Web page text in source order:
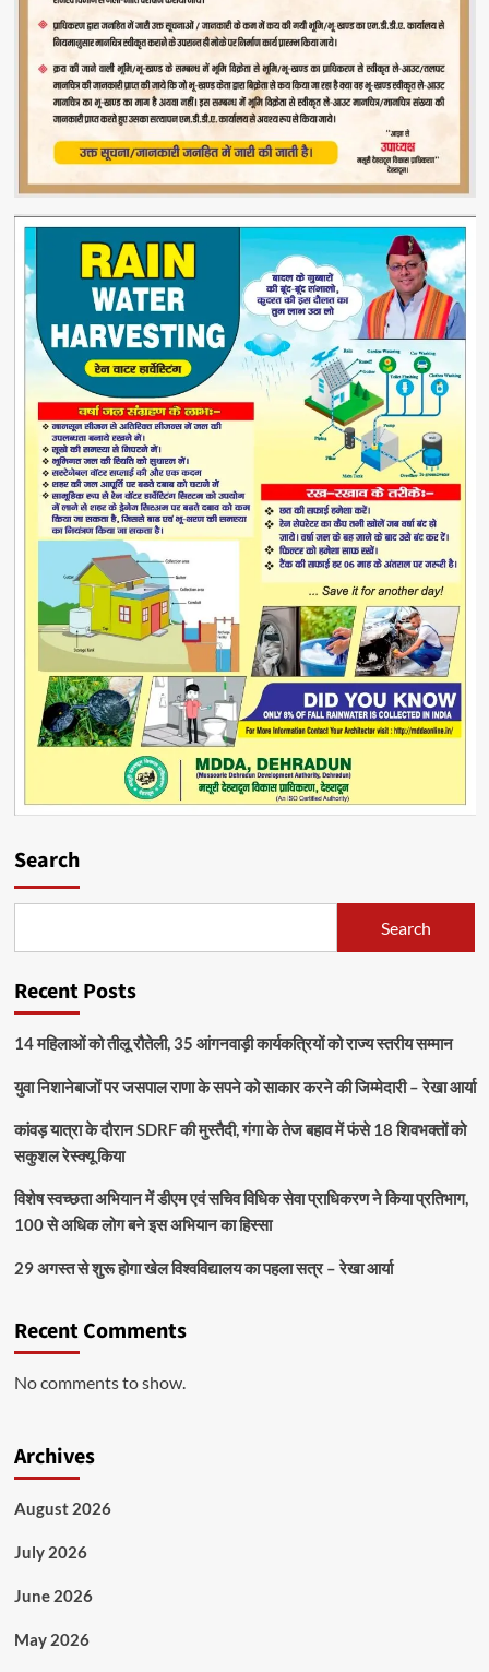
Search
Search
Recent Posts
14 महिलाओं को तीलू रौतेली, 35 आंगनवाड़ी कार्यकत्रियों को राज्य स्तरीय सम्मान
युवा निशानेबाजों पर जसपाल राणा के सपने को साकार करने की जिम्मेदारी – रेखा आर्या
कांवड़ यात्रा के दौरान SDRF की मुस्तैदी, गंगा के तेज बहाव में फंसे 18 शिवभक्तों को
सकुशल रेस्क्यू किया
विशेष स्वच्छता अभियान में डीएम एवं सचिव विधिक सेवा प्राधिकरण ने किया प्रतिभाग,
100 से अधिक लोग बने इस अभियान का हिस्सा
29 अगस्त से शुरू होगा खेल विश्वविद्यालय का पहला सत्र – रेखा आर्या
Recent Comments
No comments to show.
Archives
August 2026
July 2026
June 2026
May 2026